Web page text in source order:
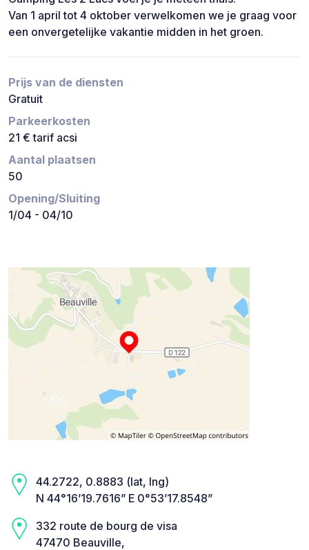
Van 1 april tot 4 oktober verwelkomen we je graag voor
een onvergetelijke vakantie midden in het groen.
Prijs van de diensten
Gratuit
Parkeerkosten
21 € tarif acsi
Aantal plaatsen
50
Opening/Sluiting
1/04 - 04/10
44.2722, 0.8883 (lat, lng)
N 44°16’19.7616” E 0°53’17.8548”
332 route de bourg de visa
47470 Beauville,